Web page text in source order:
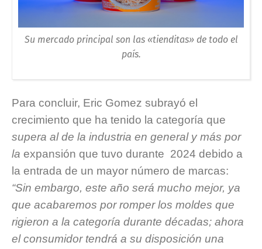
Su mercado principal son las «tienditas» de todo el
país.
Para concluir, Eric Gomez subrayó el
crecimiento que ha tenido la categoría que
supera al de la industria en general y más por
la expansión que tuvo durante 2024 debido a
la entrada de un mayor número de marcas:
“Sin embargo, este año será mucho mejor, ya
que acabaremos por romper los moldes que
rigieron a la categoría durante décadas; ahora
el consumidor tendrá a su disposición una